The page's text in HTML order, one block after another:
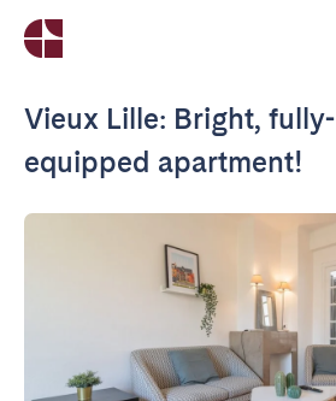
Vieux Lille: Bright, fully-
equipped apartment!